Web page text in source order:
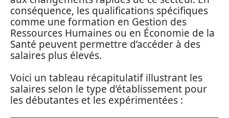
conséquence, les qualifications spécifiques
comme une formation en Gestion des
Ressources Humaines ou en Économie de la
Santé peuvent permettre d’accéder à des
salaires plus élevés.
Voici un tableau récapitulatif illustrant les
salaires selon le type d’établissement pour
les débutantes et les expérimentées :